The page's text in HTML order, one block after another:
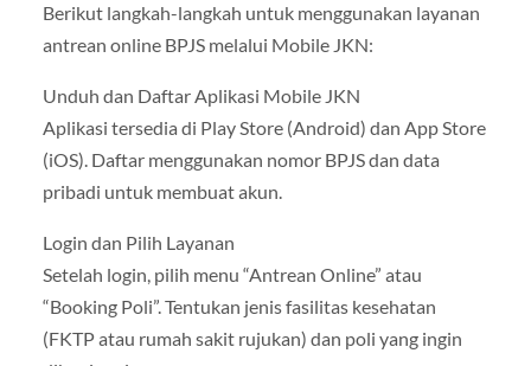
Berikut langkah-langkah untuk menggunakan layanan
antrean online BPJS melalui Mobile JKN:
Unduh dan Daftar Aplikasi Mobile JKN
Aplikasi tersedia di Play Store (Android) dan App Store
(iOS). Daftar menggunakan nomor BPJS dan data
pribadi untuk membuat akun.
Login dan Pilih Layanan
Setelah login, pilih menu “Antrean Online” atau
“Booking Poli”. Tentukan jenis fasilitas kesehatan
(FKTP atau rumah sakit rujukan) dan poli yang ingin